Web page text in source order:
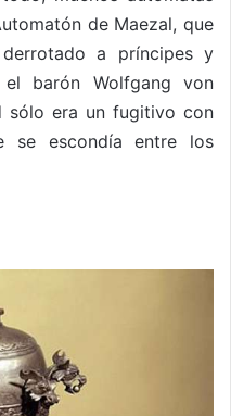
de Maezal, que
a príncipes y
barón Wolfgang von
sólo era un fugitivo con
se escondía entre los